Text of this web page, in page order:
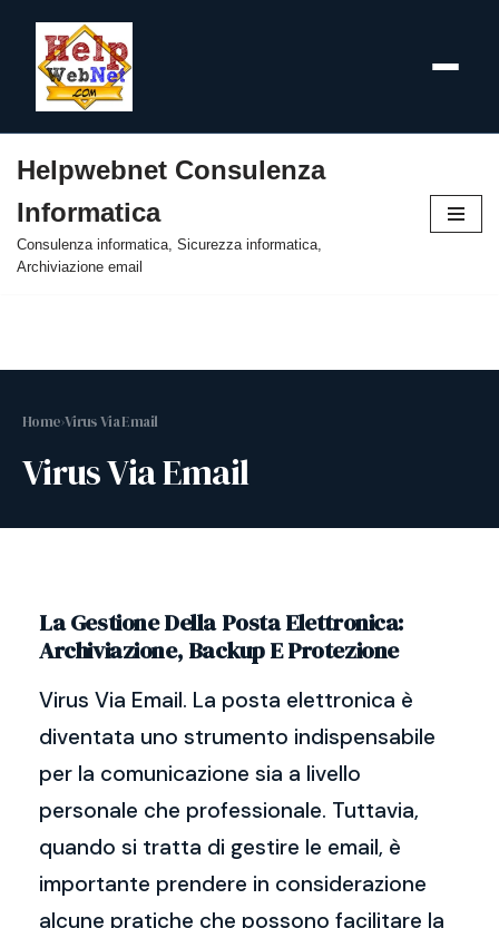
al
contenuto
Helpwebnet Consulenza
Informatica
Consulenza informatica, Sicurezza informatica,
Archiviazione email
Home›Virus Via Email
Virus Via Email
La Gestione Della Posta Elettronica:
Archiviazione, Backup E Protezione
Virus Via Email. La posta elettronica è
diventata uno strumento indispensabile
per la comunicazione sia a livello
personale che professionale. Tuttavia,
quando si tratta di gestire le email, è
importante prendere in considerazione
alcune pratiche che possono facilitare la